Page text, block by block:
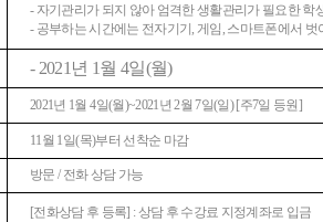
- 자기관리가 되지 않아 엄격한 생활관리가 필요한 학
- 공부하는 시간에는 전자기기 ,게임 , 스마트폰에서 벗
- 2021 년 1월 4일(월)
2021년 1월4일(월)~2021년2월7일(일 ) [주7일 등원]
11월 1일(목)부터 선착순 마감
방문/ 전화 상담 가능
[전화상담 후 등록] :상담 후 수강료 지정계좌로 입금